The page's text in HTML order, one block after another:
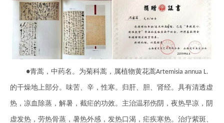
●青蒿，中药名。为菊科蒿，属植物黄花蒿Artemisia annua L.
的干燥地上部分。味苦、辛，性寒。归肝、胆、肾经。具有清透虚
热，凉血除蒸，解暑，截疟的功效。主治温邪伤阴，夜热早凉，阴
虚发热，劳热骨蒸，暑热外感，发热口渴，疟疾寒热。治疗紫斑、